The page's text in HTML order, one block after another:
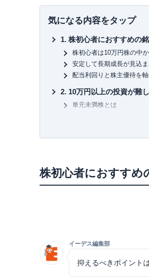
の提案・策定・サポート等を行う傍
ナー講師や講演 を多数行う。
7日でマスターNISA&iDeCoがおも
図解即戦力 金融のしくみがこれ1
ゼロからはじめる！ お金のしくみ
株で勝ち続けるための 上がる銘柄
など
気になる内容をタップ
株初心者におすすめの
株初心者は10万円株の中
安定して長期成長が見込
配当利回りと株主優待を
10万円以上の投資が難
単元未満株とは
株初心者向けの10万円
新日本電工（5563）
株初心者向けの10万円以
トヨタ自動車（7203）
株初心者におすすめ
イーデス編集部
抑えるべきポイント